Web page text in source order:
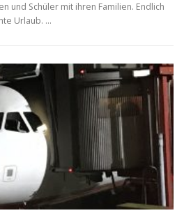
und Schüler mit ihren Familien. Endlich
Urlaub. …